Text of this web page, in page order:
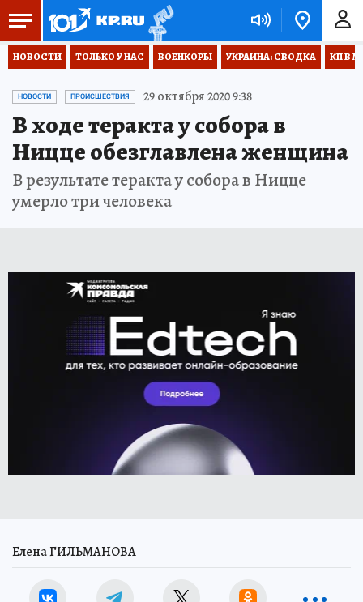
НОВОСТИ ТОЛЬКО У НАС ВОЕНКОРЫ УКРАИНА: СВОДКА КП В
НОВОСТИ ПРОИСШЕСТВИЯ 29 октября 2020 9:38
В ходе теракта у собора в
Ницце обезглавлена женщина
В результате теракта у собора в Ницце
умерло три человека
Елена ГИЛЬМАНОВА